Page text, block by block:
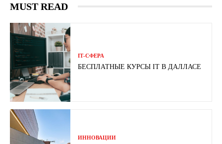
MUST READ
ІТ-СФЕРА
БЕСПЛАТНЫЕ КУРСЫ IT В ДАЛЛАСЕ
ИННОВАЦИИ